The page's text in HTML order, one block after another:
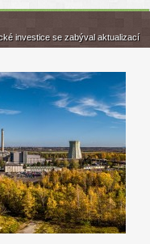
investice se zabýval aktualizací